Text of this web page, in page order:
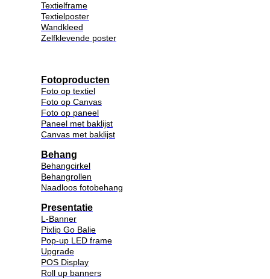
Textielframe
Textielposter
Wandkleed
Zelfklevende poster
Fotoproducten
Foto op textiel
Foto op Canvas
Foto op paneel
Paneel met baklijst
Canvas met baklijst
Behang
Behangcirkel
Behangrollen
Naadloos fotobehang
Presentatie
L-Banner
Pixlip Go Balie
Pop-up LED frame
Upgrade
POS Display
Roll up banners